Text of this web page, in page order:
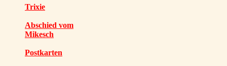
Trixie
Abschied vom
Mikesch
Postkarten